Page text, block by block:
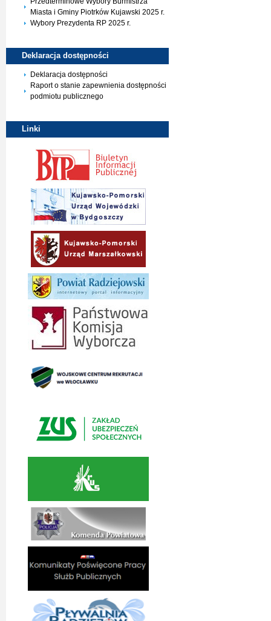
Miasta i Gminy Piotrków Kujawski 2025 r.
Wybory Prezydenta RP 2025 r.
Deklaracja dostępności
Deklaracja dostępności
Raport o stanie zapewnienia dostępności
podmiotu publicznego
Linki